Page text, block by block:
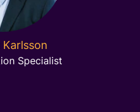
Karlsson
Specialist